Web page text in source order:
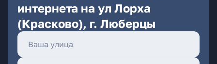
интернета на ул Лорха
(Красково), г. Люберцы